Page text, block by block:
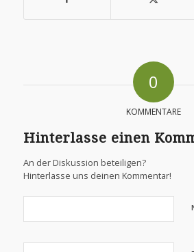
0
KOMMENTARE
Hinterlasse einen
An der Diskussion beteiligen?
Hinterlasse uns deinen Kommentar!